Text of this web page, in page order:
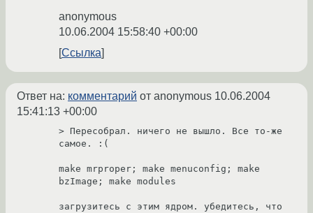
anonymous
10.06.2004 15:58:40 +00:00
Ссылка
Ответ на: комментарий от anonymous 10.06.2004
15:41:13 +00:00
> Пересобрал. ничего не вышло. Все то-же
самое. :(
make mrproper; make menuconfig; make
bzImage; make modules
загрузитесь с этим ядром. убедитесь, что